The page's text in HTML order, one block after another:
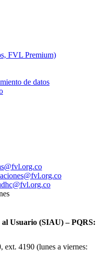
FVL Premium)
de datos
Usuario (SIAU) – PQRS:
ext. 4190 (lunes a viernes: